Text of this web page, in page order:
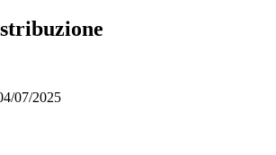
07/2025